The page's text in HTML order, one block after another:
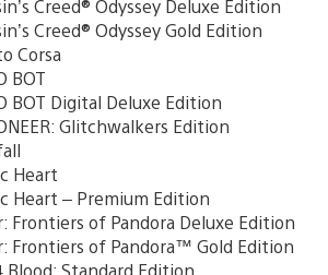
Creed® Odyssey Deluxe Edition
Creed® Odyssey Gold Edition
Corsa
BOT
BOT Digital Deluxe Edition
Glitchwalkers Edition
Heart
Heart – Premium Edition
Frontiers of Pandora Deluxe Edition
Frontiers of Pandora™ Gold Edition
Blood: Standard Edition